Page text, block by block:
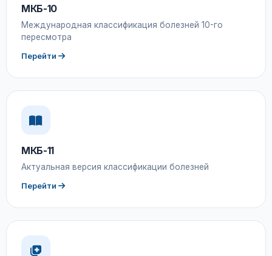
МКБ-10
Международная классификация болезней 10-го
пересмотра
Перейти
МКБ-11
Актуальная версия классификации болезней
Перейти